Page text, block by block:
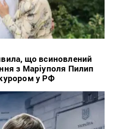
що всиновлений
з Маріуполя Пилип
у РФ